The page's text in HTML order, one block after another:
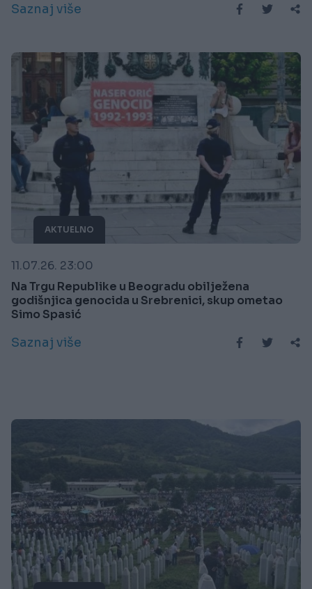
Saznaj više
AKTUELNO
11.07.26. 23:00
Na Trgu Republike u Beogradu obilježena
godišnjica genocida u Srebrenici, skup ometao
Simo Spasić
Saznaj više